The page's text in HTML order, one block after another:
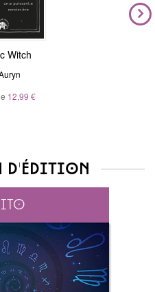
Witch
12,99 €
d'édition